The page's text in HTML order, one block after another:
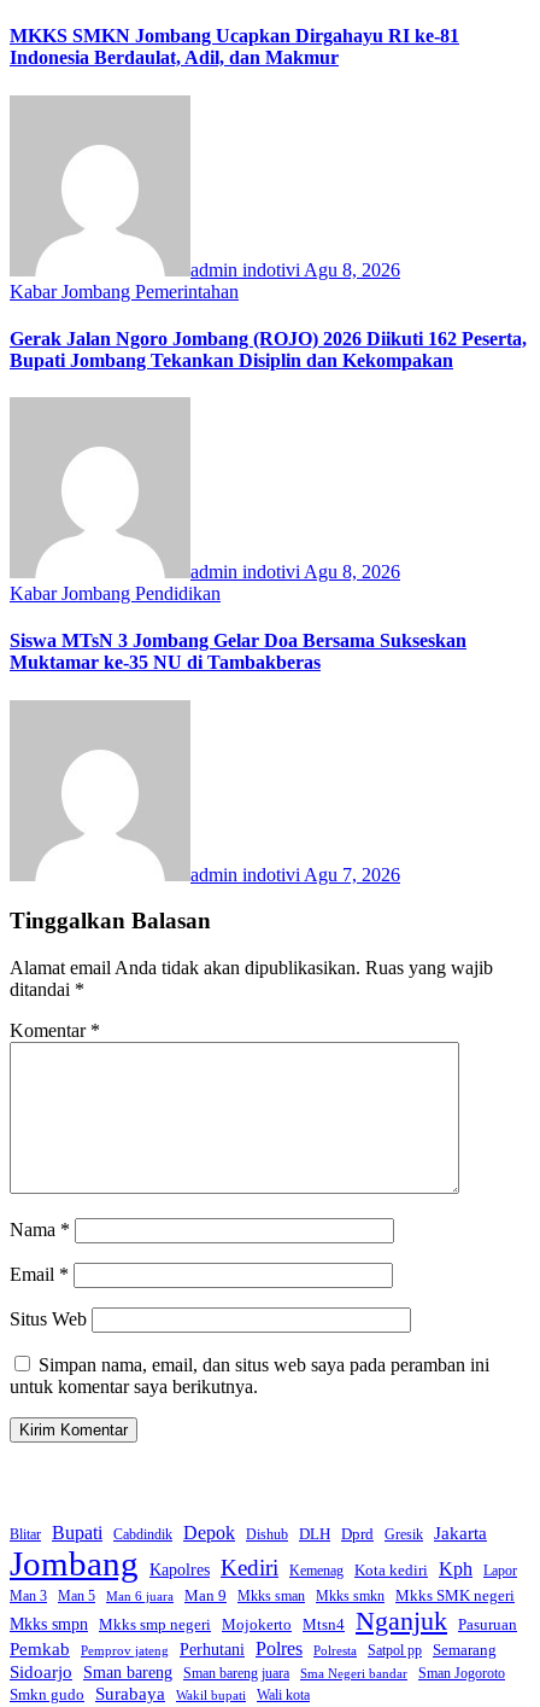
MKKS SMKN Jombang Ucapkan Dirgahayu RI ke-81
Indonesia Berdaulat, Adil, dan Makmur
admin indotivi Agu 8, 2026
Kabar Jombang Pemerintahan
Gerak Jalan Ngoro Jombang (ROJO) 2026 Diikuti 162 Peserta,
Bupati Jombang Tekankan Disiplin dan Kekompakan
admin indotivi Agu 8, 2026
Kabar Jombang Pendidikan
Siswa MTsN 3 Jombang Gelar Doa Bersama Sukseskan
Muktamar ke-35 NU di Tambakberas
admin indotivi Agu 7, 2026
Tinggalkan Balasan
Alamat email Anda tidak akan dipublikasikan. Ruas yang wajib
ditandai *
Komentar *
Nama *
Email *
Situs Web
Simpan nama, email, dan situs web saya pada peramban ini
untuk komentar saya berikutnya.
Blitar Bupati Cabdindik Depok Dishub DLH Dprd Gresik Jakarta
Jombang Kapolres Kediri Kemenag Kota kediri Kph
Lapor
Man 3
Man 5 Man 6 juara Man 9 Mkks sman Mkks smkn Mkks SMK negeri
Mkks smpn Mkks smp negeri Mojokerto Mtsn4 Nganjuk Pasuruan
Pemkab Pemprov jateng Perhutani Polres Polresta Satpol pp Semarang
Sidoarjo Sman bareng Sman bareng juara Sma Negeri bandar Sman Jogoroto
Smkn gudo Surabaya Wakil bupati Wali kota